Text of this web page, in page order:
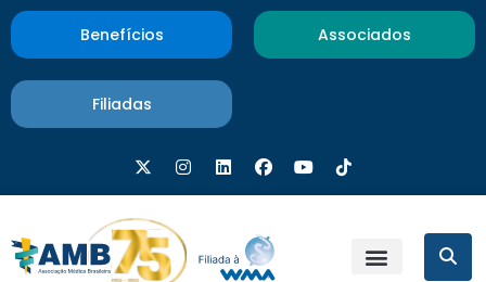
Benefícios Associados
Filiadas